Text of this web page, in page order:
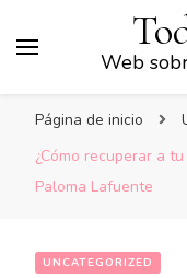
Web
Página de inicio
¿Cómo recuperar a
Paloma Lafuente
UNCATEGORIZED